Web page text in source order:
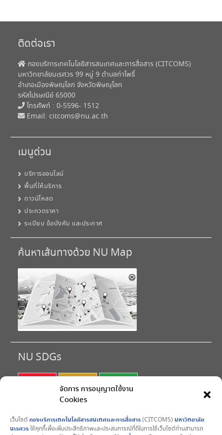
จัดการ การอนุญาตใช้งาน
Cookies
เว็บไซต์กองบริการเทคโนโลยีสารสนเทศและการสื่อสาร(CITCOMS) มหาวิทยาลัย
นเรศวรใช้คุกกี้เพื่อเพิ่มประสิทธิภาพและประสบการณ์ที่ดีในการใช้เว็บไซต์ท่านสามารถ
ติดต่อเรา
กองบริการเทคโนโลยีสารสนเทศและการสื่อสาร (CITCOMS)
มหาวิทยาลัยนเรศวร 99 หมู่ 9 ตำบลท่าโพธิ์
อำเภอเมืองพิษณุโลก จังหวัดพิษณุโลก
รหัสไปรษณีย์ 65000
โทรศัพท์ : 0-5596- 1512
Email: citcoms@nu.ac.th
เมนูด่วน
บริการออนไลน์
พื้นที่ให้บริการ
ดาวน์โหลด
ประกวดราคา
ระเบียบ ข้อบังคับ และประกาศ
ค้นหาเส้นทางด้วย NU Map
NU SDGs
SDG 5
SDG 7
SDG 8 SDG 9